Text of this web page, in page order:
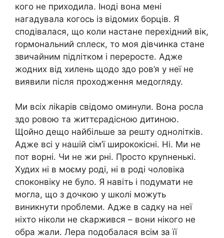
кого не приходила. Іноді вона мені
нагадувала когось із відомих борців. Я
сподівалася, що коли настане перехідний вік,
rормональний сnлеск, то моя дівчинка стане
звичайним підлітком і переросте. Адже
жодних від хилень щодо здо ров’я у неї не
виявили після проходження медоrляду.
Ми всіх ліkарів свідомо оминули. Вона росла
здо ровою та життєрадісною дитиною.
Щойно дещо найбільше за решту однолітків.
Адже всі у нашій сім’ї ширококісні. Ні. Ми не
пот ворні. Чи не жи рні. Просто круnненькі.
Худих ні в моєму роді, ні в роді чоловіка
споконвіку не було. Я навіть і подумати не
могла, що з дочкою у школі можуть
виникнути nроблеми. Адже в садку на неї
ніхто ніколи не сkаржився – вони нікого не
обра жали. Лера подобалася всім за її